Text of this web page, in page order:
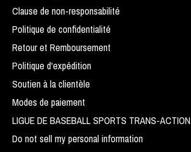
Clause de non-responsabilité
Politique de confidentialité
Retour et Remboursement
Politique d'expédition
Soutien à la clientèle
Modes de paiement
LIGUE DE BASEBALL SPORTS TRANS-ACTION
Do not sell my personal information